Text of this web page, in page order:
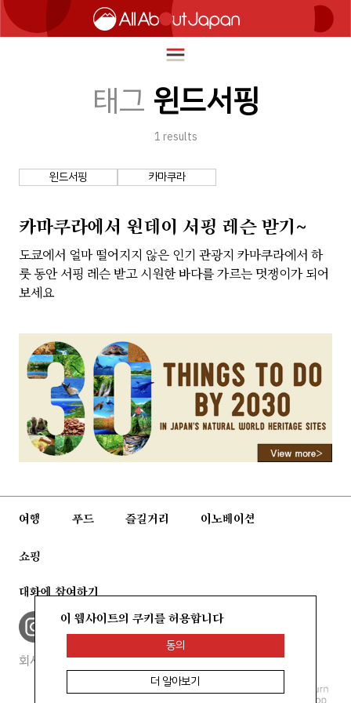
ภาษาไทย
한국어
여행
푸드
즐길거리
이노베이션
회사소개 개인정보 보호정책
태그 윈드서핑
1 results
윈드서핑 카마쿠라
카마쿠라에서 원데이 서핑 레슨 받기~
도쿄에서 얼마 떨어지지 않은 인기 관광지 카마쿠라에서 하
룻 동안 서핑 레슨 받고 시원한 바다를 가르는 멋쟁이가 되어
보세요
여행 푸드 즐길거리 이노베이션
쇼핑
대화에 참여하기
회사소개 개인정보 보호정책
이 웹사이트의 쿠키를 허용합니다
동의
더 알아보기